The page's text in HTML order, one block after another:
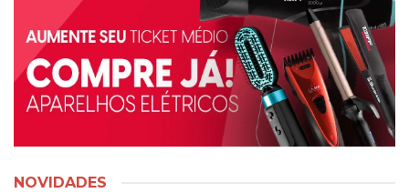
NOVIDADES